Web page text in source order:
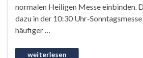
normalen Heiligen Messe einbinden.
dazu in der 10:30 Uhr-
häufiger …